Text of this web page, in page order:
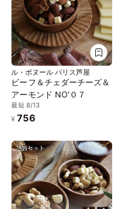
ル・ボヌール パリス芦屋
ビーフ＆チェダーチーズ＆
アーモンド NO'０７
最短 8/13
¥ 756